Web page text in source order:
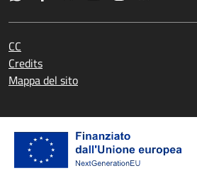
CC
Credits
Mappa del sito